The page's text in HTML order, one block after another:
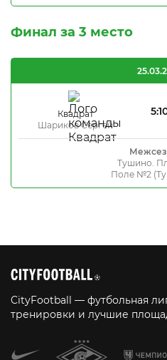
Финал за 3 место
Квадрат
Шариков Сергей
Тушино.
Поле №2
CityFootball — футбольная
тренировки и лучшие